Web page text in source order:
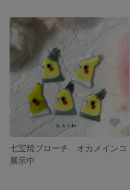
七宝焼ブローチ オカメインコ
展示中